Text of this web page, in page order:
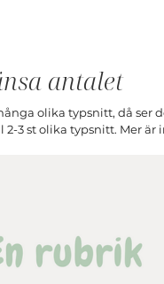
antalet
olika typsnitt, då ser
3 st olika typsnitt. Mer är